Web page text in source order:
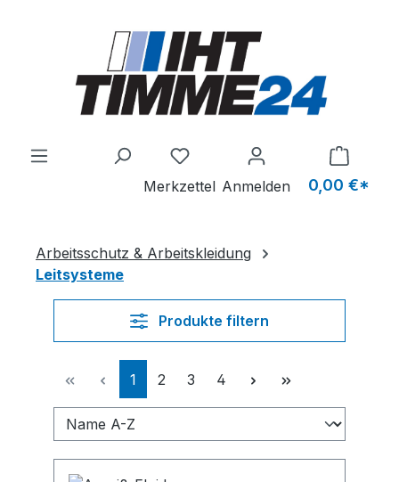
Du hast 0 Produkte auf dem
Merkzettel Anmelden 0,00 €*
Arbeitsschutz & Arbeitskleidung
Leitsysteme
Produkte filtern
Seite
1 Seite
2 Seite
3 Seite
4